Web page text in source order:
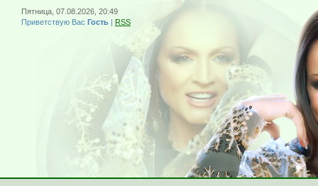
Пятница, 07.08.2026, 20:49
Приветствую Вас Гость | RSS